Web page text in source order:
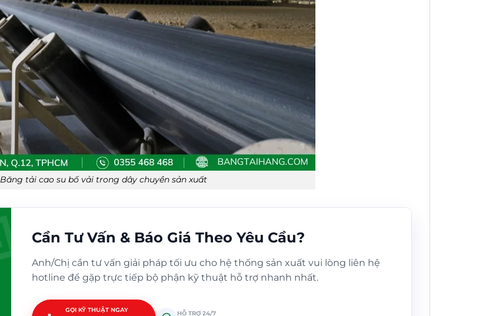
Băng tải cao su bố vải trong dây chuyền sản xuất
Cần Tư Vấn & Báo Giá Theo Yêu Cầu?
Anh/Chị cần tư vấn giải pháp tối ưu cho hệ thống sản xuất vui lòng liên hệ
hotline để gặp trực tiếp bộ phận kỹ thuật hỗ trợ nhanh nhất.
GỌI KỸ THUẬT NGAY HỖ TRỢ 24/7